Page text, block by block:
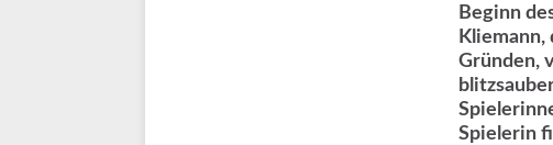
Beginn
Gründen,
Spielerin